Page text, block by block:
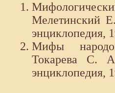
Мелетинский
энциклопедия,
Мифы
Токарева С.
энциклопедия,